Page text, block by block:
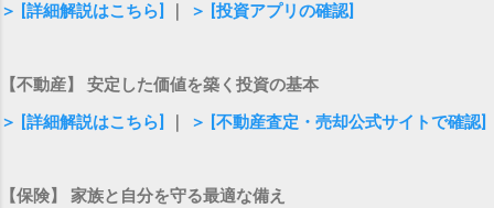
＞ [詳細解説はこちら]
＞ [投資アプリの確認]
【不動産】 安定した価値を築く投資の基本
＞ [詳細解説はこちら]
＞ [不動産査定・売却公式サイトで確認]
【保険】 家族と自分を守る最適な備え